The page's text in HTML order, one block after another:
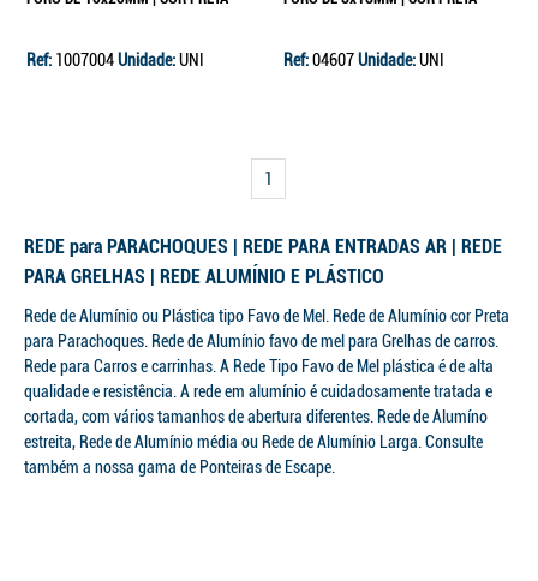
Ref: 1007004Unidade:UNI Ref:04607Unidade:UNI
1
REDE para PARACHOQUES | REDE PARA ENTRADAS AR | REDE
PARA GRELHAS | REDE ALUMÍNIO E PLÁSTICO
Rede de Alumínio ou Plástica tipo Favo de Mel. Rede de Alumínio cor Preta
para Parachoques. Rede de Alumínio favo de mel para Grelhas de carros.
Rede para Carros e carrinhas. A Rede Tipo Favo de Mel plástica é de alta
qualidade e resistência. A rede em alumínio é cuidadosamente tratada e
cortada, com vários tamanhos de abertura diferentes. Rede de Alumíno
estreita, Rede de Alumínio média ou Rede de Alumínio Larga. Consulte
também a nossa gama de Ponteiras de Escape.
Continuar a comprar
Ir para o carrinho